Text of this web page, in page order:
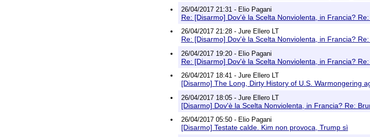
26/04/2017 21:31 - Elio Pagani
Re: [Disarmo] Dov'è la Scelta Nonviolenta, in Francia?
26/04/2017 21:28 - Jure Ellero LT
Re: [Disarmo] Dov'è la Scelta Nonviolenta, in Francia?
26/04/2017 19:20 - Elio Pagani
Re: [Disarmo] Dov'è la Scelta Nonviolenta, in Francia?
26/04/2017 18:41 - Jure Ellero LT
[Disarmo] The Long, Dirty History of U.S. Warmongering
26/04/2017 18:05 - Jure Ellero LT
[Disarmo] Dov'è la Scelta Nonviolenta, in Francia? Re:
26/04/2017 05:50 - Elio Pagani
[Disarmo] Testate calde. Kim non provoca, Trump sì